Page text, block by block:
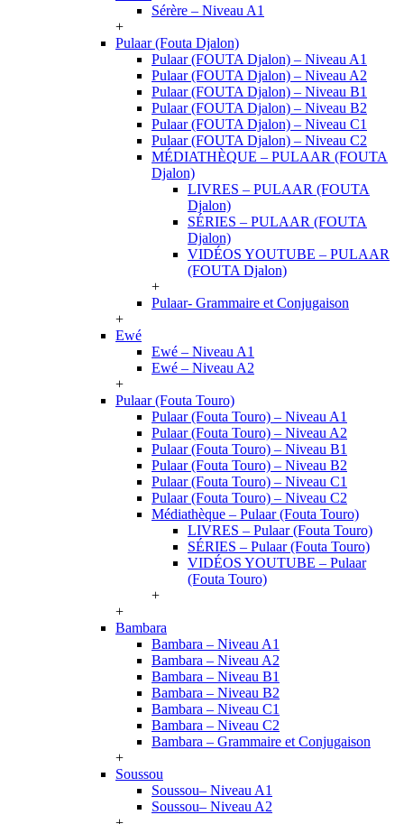
Sérère – Niveau A1
+
Pulaar (Fouta Djalon)
Pulaar (FOUTA Djalon) – Niveau A1
Pulaar (FOUTA Djalon) – Niveau A2
Pulaar (FOUTA Djalon) – Niveau B1
Pulaar (FOUTA Djalon) – Niveau B2
Pulaar (FOUTA Djalon) – Niveau C1
Pulaar (FOUTA Djalon) – Niveau C2
MÉDIATHÈQUE – PULAAR (FOUTA
Djalon)
LIVRES – PULAAR (FOUTA
Djalon)
SÉRIES – PULAAR (FOUTA
Djalon)
VIDÉOS YOUTUBE – PULAAR
(FOUTA Djalon)
+
Pulaar- Grammaire et Conjugaison
+
Ewé
Ewé – Niveau A1
Ewé – Niveau A2
+
Pulaar (Fouta Touro)
Pulaar (Fouta Touro) – Niveau A1
Pulaar (Fouta Touro) – Niveau A2
Pulaar (Fouta Touro) – Niveau B1
Pulaar (Fouta Touro) – Niveau B2
Pulaar (Fouta Touro) – Niveau C1
Pulaar (Fouta Touro) – Niveau C2
Médiathèque – Pulaar (Fouta Touro)
LIVRES – Pulaar (Fouta Touro)
SÉRIES – Pulaar (Fouta Touro)
VIDÉOS YOUTUBE – Pulaar
(Fouta Touro)
+
+
Bambara
Bambara – Niveau A1
Bambara – Niveau A2
Bambara – Niveau B1
Bambara – Niveau B2
Bambara – Niveau C1
Bambara – Niveau C2
Bambara – Grammaire et Conjugaison
+
Soussou
Soussou– Niveau A1
Soussou– Niveau A2